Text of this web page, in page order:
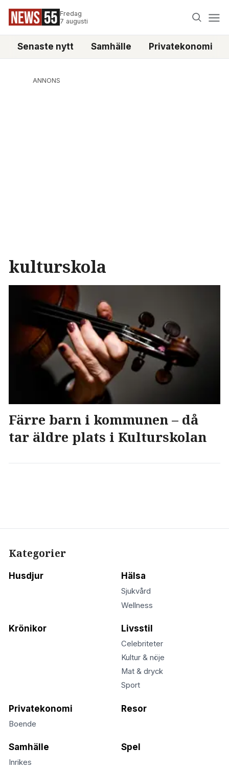
Fredag
7 augusti
Senaste nytt Samhälle Privatekonomi
ANNONS
kulturskola
Färre barn i kommunen – då
tar äldre plats i Kulturskolan
Kategorier
Husdjur Hälsa
Sjukvård
Wellness
Krönikor Livsstil
Celebriteter
Kultur & nöje
Mat & dryck
Sport
Privatekonomi
Boende
Resor
Samhälle
Inrikes
Spel